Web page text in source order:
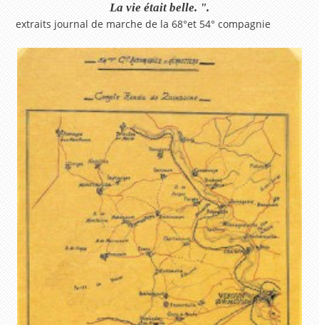
La vie était belle. ".
extraits journal de marche de la 68°et 54° compagnie